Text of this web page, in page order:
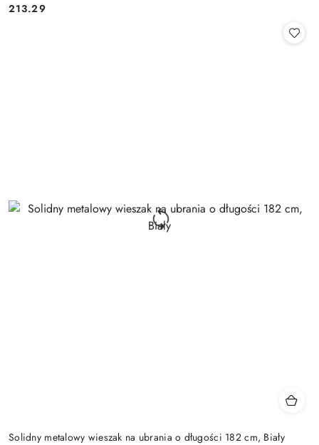
Cena:
213.29
Solidny metalowy wieszak na ubrania o długości 182 cm, Biały